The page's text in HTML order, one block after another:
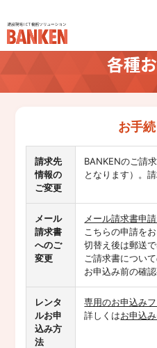
建設現場ICT機器ソリューション
各種
お手
請求先
情報の
ご変更
BANKENのご請
となります）。
メール
請求書
へのご
変更
メール請求書申
こちらの申請を
切替え後は郵送
ご請求書につい
お申込み前の確
レンタ
ルお申
込み方
法
専用のお申込み
詳しくはお申込